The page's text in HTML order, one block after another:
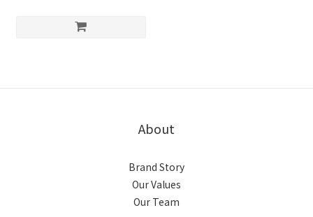
About
Brand Story
Our Values
Our Team